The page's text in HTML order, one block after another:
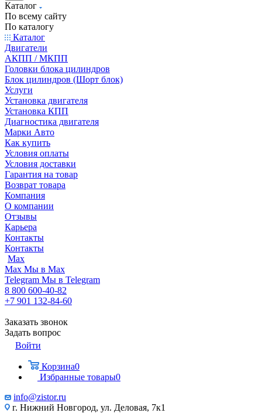
Каталог
По всему сайту
По каталогу
Каталог
Двигатели
АКПП / МКПП
Головки блока цилиндров
Блок цилиндров (Шорт блок)
Услуги
Установка двигателя
Установка КПП
Диагностика двигателя
Марки Авто
Как купить
Условия оплаты
Условия доставки
Гарантия на товар
Возврат товара
Компания
О компании
Отзывы
Карьера
Контакты
Контакты
Max
Max Мы в Max
Telegram Мы в Telegram
8 800 600-40-82
+7 901 132-84-60
Заказать звонок
Задать вопрос
Войти
Корзина0
Избранные товары0
info@zistor.ru
г. Нижний Новгород, ул. Деловая, 7к1